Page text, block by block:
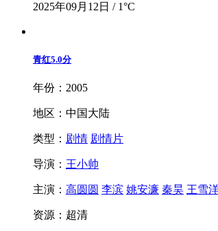
2025年09月12日 / 1°C
青红5.0分
年份：2005
地区：中国大陆
类型： 剧情 剧情片
导演： 王小帅
主演： 高圆圆 李滨 姚安濂 秦昊 王雪
资源：超清